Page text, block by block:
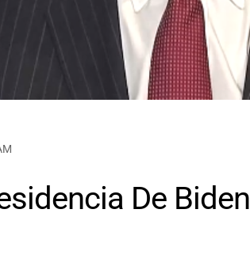
De Biden